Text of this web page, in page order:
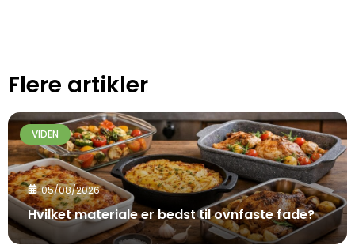
Flere artikler
VIDEN
05/08/2026
Hvilket materiale er bedst til ovnfaste fade?